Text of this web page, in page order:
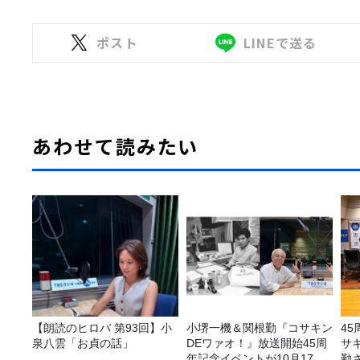
ポスト LINEで送る
あわせて読みたい
【朗読のヒロバ 第93回】小
泉八雲「お貞の話」
小堺一機＆関根勤『コサキン
DEワァオ！』放送開始45周
45
サ